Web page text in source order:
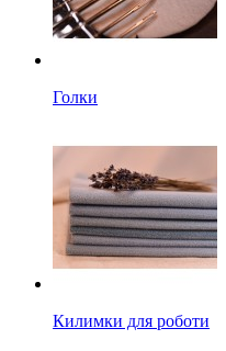
Голки
Килимки для роботи